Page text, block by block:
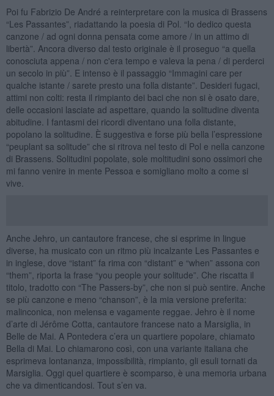
Poi fu Fabrizio De André a reinterpretare con la musica di Brassens
“Les Passantes”, riadattando la poesia di Pol. “Io dedico questa
canzone / ad ogni donna pensata come amore / in un attimo di
libertà”. Ancora diverso dal testo originale è il proseguo “a quella
conosciuta appena / non c'era tempo e valeva la pena / di perderci
un secolo in più”. E intenso è il passaggio “Immagini care per
qualche istante / sarete presto una folla distante”. Desideri fugaci,
attimi non colti: resta il rimpianto dei baci che non si è osato dare,
delle occasioni lasciate ad aspettare, quando la solitudine diventa
abitudine. I fantasmi dei ricordi diventano una folla distante,
popolano la solitudine. È suggestiva e forse più bella l’espressione
“peuplant sa solitude” che si ritrova nel testo di Pol e nella canzone
di Brassens. Solitudini popolate, sole moltitudini sono ossimori che
mi fanno venire in mente Pessoa e somigliano molto a come si
vive.
Anche Jehro, un cantautore francese, che si esprime in lingue
diverse, ha musicato con un ritmo più incalzante Les Passantes e
in inglese, dove “istant” fa rima con “distant” e “when” assona con
“them”, riporta la frase “you people your solitude”. Che riscatta il
titolo, tradotto con “The Passers-by”, che non si può sentire. Anche
se più canzone e meno “chanson”, è la mia versione preferita:
malinconica, non melensa e vagamente reggae. Jehro è il nome
d’arte di Jérôme Cotta, cantautore francese nato a Marsiglia, in
Belle de Mai. A Pontedera c’era un quartiere popolare, chiamato
Bella di Mai. Lo chiamarono così, con una variante italiana che
esprimeva lontananza, impossibilità, rimpianto, gli esuli tornati da
Marsiglia. Oggi quel quartiere è scomparso, è una memoria urbana
che va dimenticandosi. Tout s’en va.